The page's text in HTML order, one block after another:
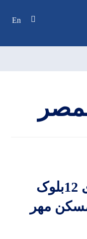
En
خرید اسکلت فلزی 12بلوک
مهر